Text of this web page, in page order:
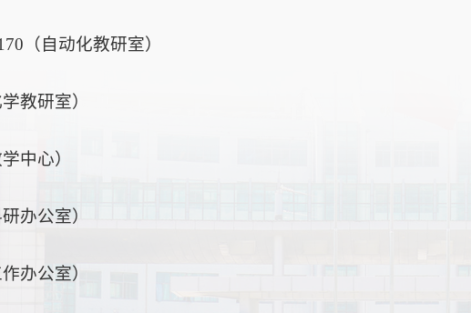
（自动化教研室）
教研室）
中心）
办公室）
办公室）